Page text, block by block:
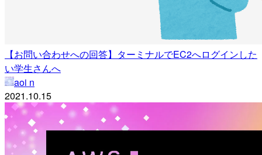
【お問い合わせへの回答】ターミナルでEC2へログインした
い学生さんへ
aoi n
2021.10.15